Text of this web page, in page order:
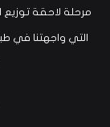
مرحلة لاحقة توزيع
التي واجهتنا في